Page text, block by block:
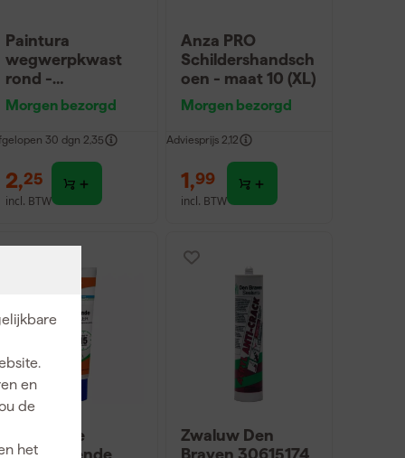
en
de
het
Paintura
wegwerpkwast
rond -
maat10/2cm
Morgen bezorgd
30 dgn 2,35
2,25
incl. BTW
Anza PRO
Schildershandsch
oen - maat 10 (XL)
Morgen bezorgd
Adviesprijs 2,12
1,99
incl. BTW
Alabastine
Sneldrogende
Zwaluw Den
Braven 30615174